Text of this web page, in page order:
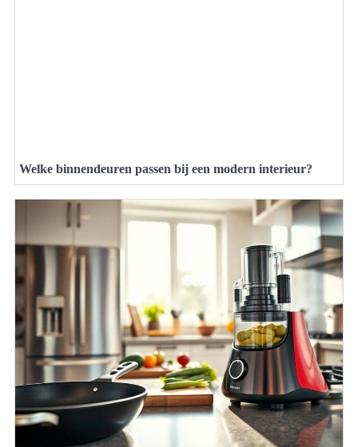
Welke binnendeuren passen bij een modern interieur?